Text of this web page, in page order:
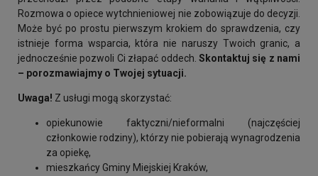
Rozmowa o opiece wytchnieniowej nie zobowiązuje do decyzji.
Może być po prostu pierwszym krokiem do sprawdzenia, czy
istnieje forma wsparcia, która nie naruszy Twoich granic, a
jednocześnie pozwoli Ci złapać oddech. Skontaktuj się z nami
– porozmawiajmy o Twojej sytuacji.
Uwaga! Z usługi mogą skorzystać:
opiekunowie faktyczni/nieformalni (najczęściej
członkowie rodziny), którzy nie pobierają wynagrodzenia
za opiekę,
mieszkańcy Gminy Miejskiej Kraków,